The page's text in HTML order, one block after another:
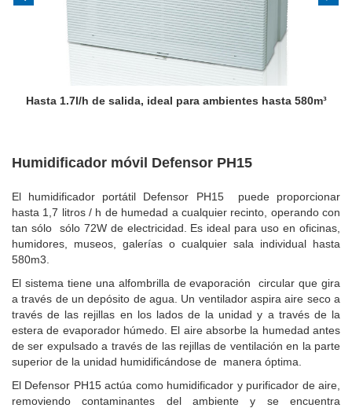
Hasta 1.7l/h de salida, ideal para ambientes hasta 580m³
Humidificador móvil Defensor PH15
El humidificador portátil Defensor PH15 puede proporcionar
hasta 1,7 litros / h de humedad a cualquier recinto, operando con
tan sólo sólo 72W de electricidad. Es ideal para uso en oficinas,
humidores, museos, galerías o cualquier sala individual hasta
580m3.
El sistema tiene una alfombrilla de evaporación circular que gira
a través de un depósito de agua. Un ventilador aspira aire seco a
través de las rejillas en los lados de la unidad y a través de la
estera de evaporador húmedo. El aire absorbe la humedad antes
de ser expulsado a través de las rejillas de ventilación en la parte
superior de la unidad humidificándose de manera óptima.
El Defensor PH15 actúa como humidificador y purificador de aire,
removiendo contaminantes del ambiente y se encuentra